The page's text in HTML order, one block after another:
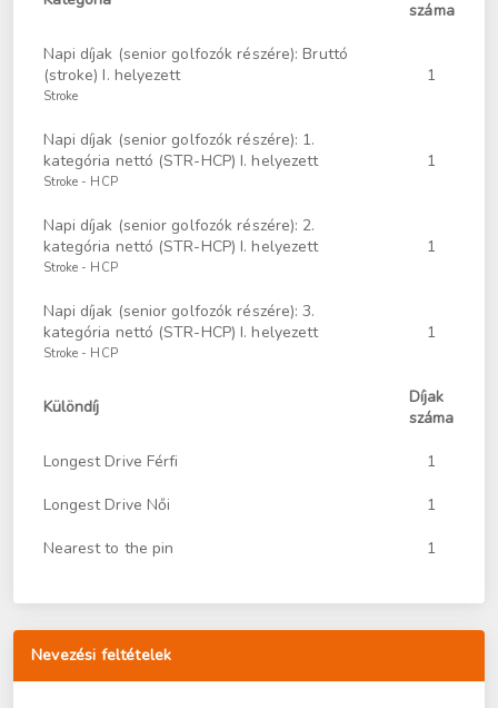
száma
Napi díjak (senior golfozók részére): Bruttó
(stroke) I. helyezett
Stroke
1
Napi díjak (senior golfozók részére): 1.
kategória nettó (STR-HCP) I. helyezett
Stroke - HCP
1
Napi díjak (senior golfozók részére): 2.
kategória nettó (STR-HCP) I. helyezett
Stroke - HCP
1
Napi díjak (senior golfozók részére): 3.
kategória nettó (STR-HCP) I. helyezett
Stroke - HCP
1
Különdíj
Díjak
száma
Longest Drive Férfi 1
Longest Drive Női 1
Nearest to the pin 1
Nevezési feltételek